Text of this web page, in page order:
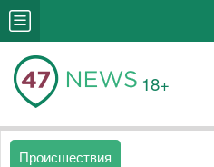
18+
Происшествия